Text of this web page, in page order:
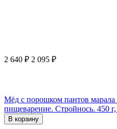
2 640 ₽ 2 095 ₽
Мёд с порошком пантов
пищеварение. Стройнось. 450
В корзину